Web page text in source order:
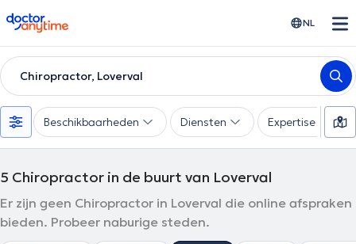
doctoranytime NL
Chiropractor, Loverval
Beschikbaarheden Diensten Expertise
5 Chiropractor in de buurt van Loverval
Er zijn geen Chiropractor in Loverval die online afspraken
bieden. Probeer naburige steden.